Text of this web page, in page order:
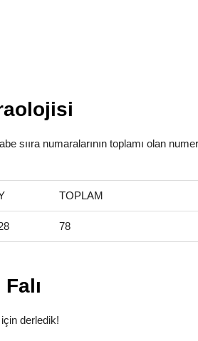
sııra numaralarının toplamı olan
TOPLAM
78
derledik!